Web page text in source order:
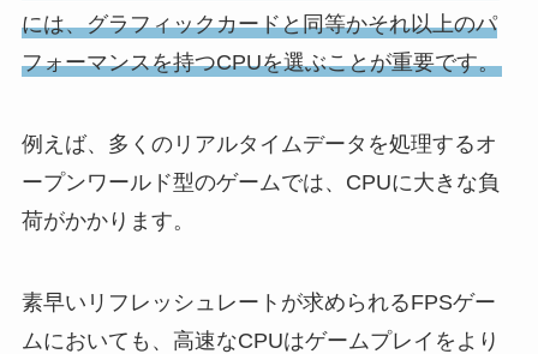
には、グラフィックカードと同等かそれ以上のパ
フォーマンスを持つCPUを選ぶことが重要です。
例えば、多くのリアルタイムデータを処理するオ
ープンワールド型のゲームでは、CPUに大きな負
荷がかかります。
素早いリフレッシュレートが求められるFPSゲー
ムにおいても、高速なCPUはゲームプレイをより